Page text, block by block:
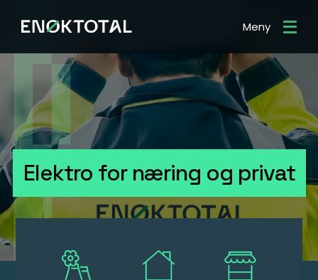
Meny
Elektro for næring og privat